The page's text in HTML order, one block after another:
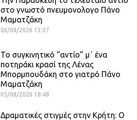
στο γνωστό πνευμονολογο Πάνο
Μαματζάκη
06/08/2026 13:37
Το συγκινητικό “αντίο” μ΄ ένα
ποτηράκι κρασί της Λένας
Μπορμπουδάκη στο γιατρό Πάνο
Μαματζάκη
05/08/2026 18:48
Δραματικές στιγμές στην Κρήτη: Ο